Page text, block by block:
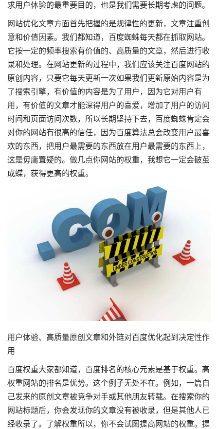
求用户体验的最重要目的，也是我们需要长期考虑的问题。
网站优化文章方面首先把握的是规律性的更新，文章注重创
意和价值因素。我们都知道，百度蜘蛛每天都在抓取网站。
它按一定的频率搜索有价值的、高质量的文章，然后进行收
录和处理。在网站更新的过程中，我们应该关注百度网站的
原创内容，只要它每天更新一次如果我们更新原始内容是为
了搜索引擎，有价值的内容是为了用户，因为它对用户有
用，有价值的文章才能深得用户的喜爱，增加了用户的访问
时间和页面访问次数，所以长期坚持下去，百度蜘蛛肯定会
对你的网站有很高的信任，因为百度算法总会改变用户最喜
欢的东西，把用户最需要的东西放在用户最需要的东西上，
这是毋庸置疑的。做几点你网站的权重，我想它一定会破茧
成蝶，获得更高的权重。
用户体验、高质量原创文章和外链对百度优化起到决定性作
用
百度权重大家都知道，百度排名的核心元素是基于权重。高
权重网站的排名是优势。这个例子无处不在。例如，一篇自
己发来的原创文章被竞争对手或其他朋友转载。在搜索你的
网站标题后，你会发现你的文章没有被收录，但是其他人已
经收录了。了解权重所以，你不会试图提高网站的权重。提